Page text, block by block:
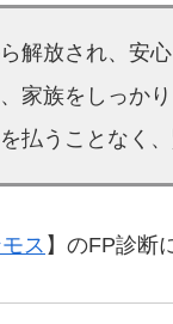
解放され、安
家族をしっか
払うことなく
ス 】のFP診断